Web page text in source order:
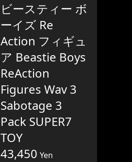
ビースティー ボ
ーイズ Re
Action フィギュ
ア Beastie Boys
ReAction
Figures Wav 3
Sabotage 3
Pack SUPER7
TOY
43,450 Yen